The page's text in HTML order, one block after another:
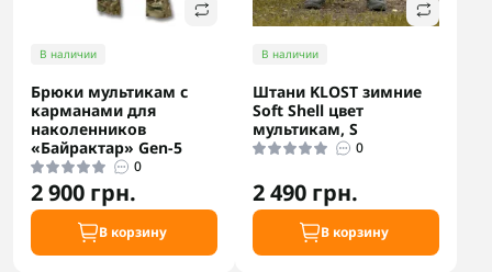
В наличии
Брюки мультикам с
карманами для
наколенников
«Байрактар» Gen-5
0
2 900 грн.
В корзину
В наличии
Штани KLOST зимние
Soft Shell цвет
мультикам, S
0
2 490 грн.
В корзину